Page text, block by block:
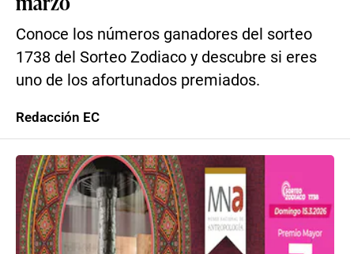
Conoce los números ganadores del sorteo
1738 del Sorteo Zodiaco y descubre si eres
uno de los afortunados premiados.
Redacción EC